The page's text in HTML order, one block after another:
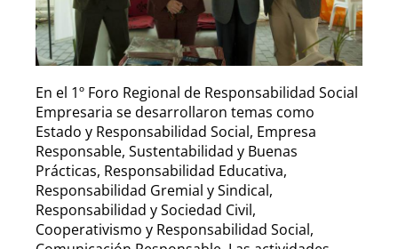
En el 1º Foro Regional de Responsabilidad Social
Empresaria se desarrollaron temas como
Estado y Responsabilidad Social, Empresa
Responsable, Sustentabilidad y Buenas
Prácticas, Responsabilidad Educativa,
Responsabilidad Gremial y Sindical,
Responsabilidad y Sociedad Civil,
Cooperativismo y Responsabilidad Social,